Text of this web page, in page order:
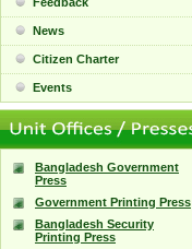
News
Citizen Charter
Events
Bangladesh Government
Press
Government Printing Press
Bangladesh Security
Printing Press